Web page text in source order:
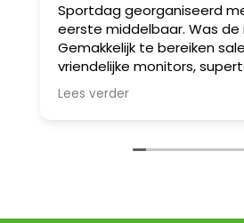
Sportdag georganiseerd
eerste middelbaar. Was de
Gemakkelijk te bereiken
vriendelijke monitors,
spelletjes! Wij werken
samen met hen.
Lees verder